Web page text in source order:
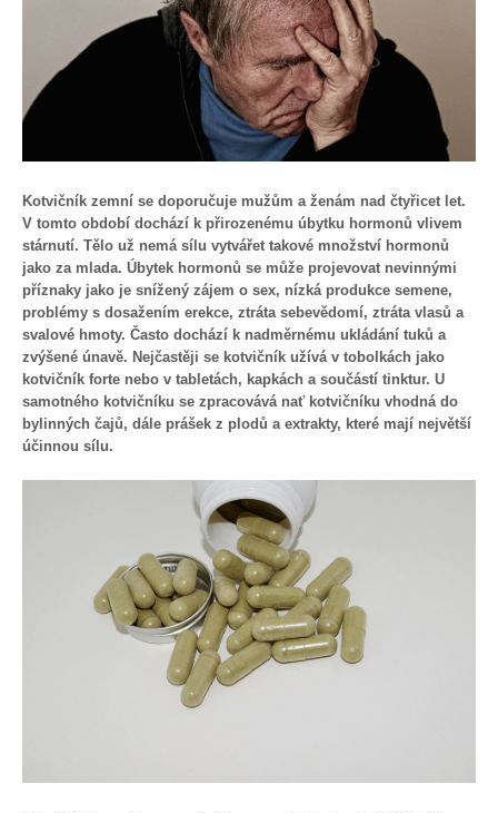
Kotvičník zemní se doporučuje mužům a ženám nad čtyřicet let.
V tomto období dochází k přirozenému úbytku hormonů vlivem
stárnutí. Tělo už nemá sílu vytvářet takové množství hormonů
jako za mlada. Úbytek hormonů se může projevovat nevinnými
příznaky jako je snížený zájem o sex, nízká produkce semene,
problémy s dosažením erekce, ztráta sebevědomí, ztráta vlasů a
svalové hmoty. Často dochází k nadměrnému ukládání tuků a
zvýšené únavě. Nejčastěji se kotvičník užívá v tobolkách jako
kotvičník forte nebo v tabletách, kapkách a součástí tinktur. U
samotného kotvičníku se zpracovává nať kotvičníku vhodná do
bylinných čajů, dále prášek z plodů a extrakty, které mají největší
účinnou sílu.